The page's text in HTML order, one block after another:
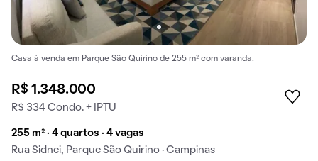
Casa à venda em Parque São Quirino de 255 m² com varanda.
R$ 1.348.000
R$ 334 Condo. + IPTU
255 m² · 4 quartos · 4 vagas
Rua Sidnei, Parque São Quirino · Campinas